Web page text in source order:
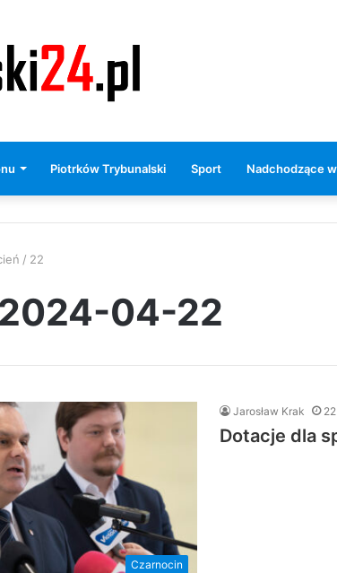
Piotrków Trybunalski Sport Nadchodzące
/ 22
2024-04-22
Czarnocin
Jarosław Krak
Dotacje dla